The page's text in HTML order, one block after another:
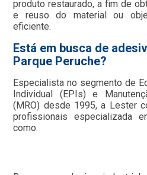
produto restaurado, a fim de
e reuso do material ou
eficiente.
Está em busca de
Parque Peruche?
Especialista no segmento de
Individual (EPIs) e
(MRO) desde 1995, a Lester
profissionais especializada
como: